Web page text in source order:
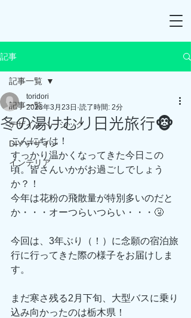
記事
記事一覧
デザインベーシック
DIY デザイン
インテリア
記事一覧
冬の湯けむり日光旅行🐵
toridori
2023年3月23日 読了時間: 2分
こんにちは！
すっかり温かくなってきた今日この
頃。皆さんいかがお過ごしでしょう
か？！
今年は花粉の飛散量が特別多いのだと
か・・・オーつらいつらい・・・🤧
今回は、3年ぶり（！）に念願の宿泊旅
行に行ってきた際の様子をお届けしま
す。
まだ寒さ残る2月下旬、大型バスに乗り
込み向かったのは栃木県！